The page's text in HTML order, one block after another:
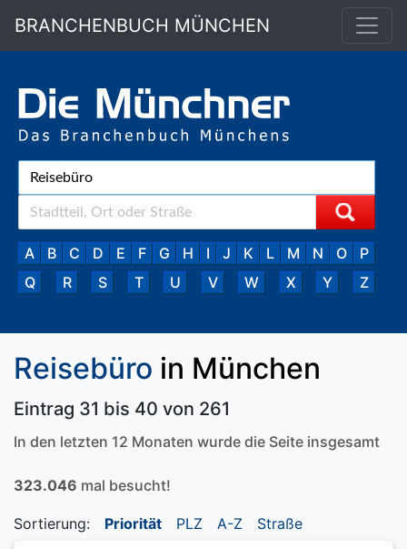
BRANCHENBUCH MÜNCHEN
A B C D E F G H I J K L M N O
P
Q
R S T U V W X Y Z
Reisebüro in München
Eintrag 31 bis 40 von 261
In den letzten 12 Monaten wurde die Seite insgesamt
323.046 mal besucht!
Sortierung: Priorität PLZ A-Z Straße